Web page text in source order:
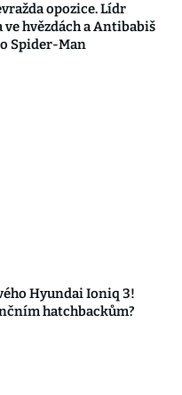
opozice. Lídr
ve hvězdách a Antibabiš
Spider-Man
Hyundai Ioniq 3!
hatchbackům?